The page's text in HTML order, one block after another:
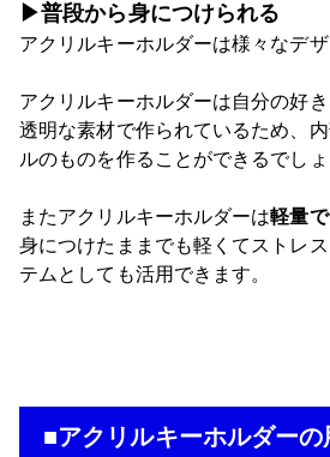
▶普段から身につけられる
アクリルキーホルダーは様々なデ
アクリルキーホルダーは自分の好
透明な素材で作られているため、
ルのものを作ることができるでしょ
またアクリルキーホルダーは軽量
身につけたままでも軽くてストレ
テムとしても活用できます。
■アクリルキーホルダーの